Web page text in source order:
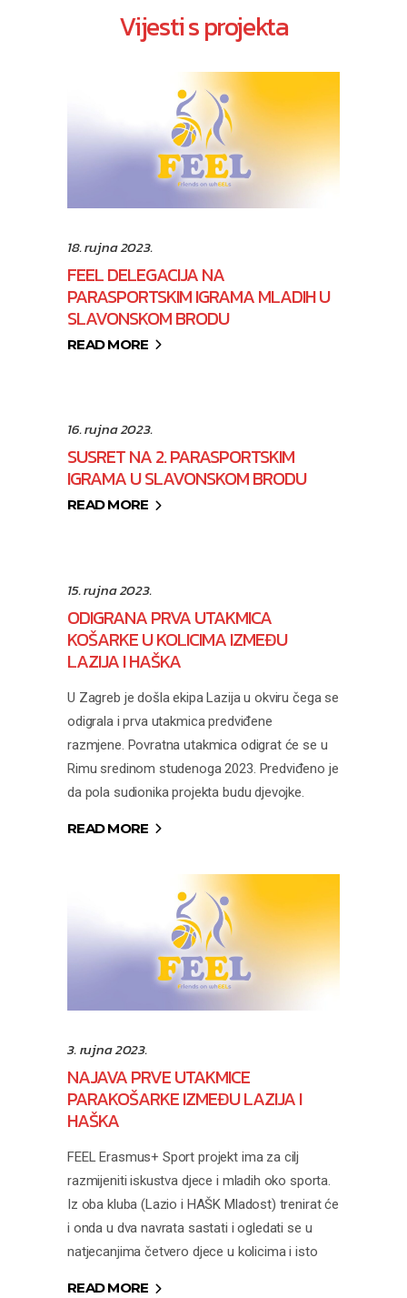
Vijesti s projekta
18. rujna 2023.
FEEL DELEGACIJA NA
PARASPORTSKIM IGRAMA MLADIH U
SLAVONSKOM BRODU
READ MORE
16. rujna 2023.
SUSRET NA 2. PARASPORTSKIM
IGRAMA U SLAVONSKOM BRODU
READ MORE
15. rujna 2023.
ODIGRANA PRVA UTAKMICA
KOŠARKE U KOLICIMA IZMEĐU
LAZIJA I HAŠKA
U Zagreb je došla ekipa Lazija u okviru čega se
odigrala i prva utakmica predviđene
razmjene. Povratna utakmica odigrat će se u
Rimu sredinom studenoga 2023. Predviđeno je
da pola sudionika projekta budu djevojke.
READ MORE
3. rujna 2023.
NAJAVA PRVE UTAKMICE
PARAKOŠARKE IZMEĐU LAZIJA I
HAŠKA
FEEL Erasmus+ Sport projekt ima za cilj
razmijeniti iskustva djece i mladih oko sporta.
Iz oba kluba (Lazio i HAŠK Mladost) trenirat će
i onda u dva navrata sastati i ogledati se u
natjecanjima četvero djece u kolicima i isto
READ MORE